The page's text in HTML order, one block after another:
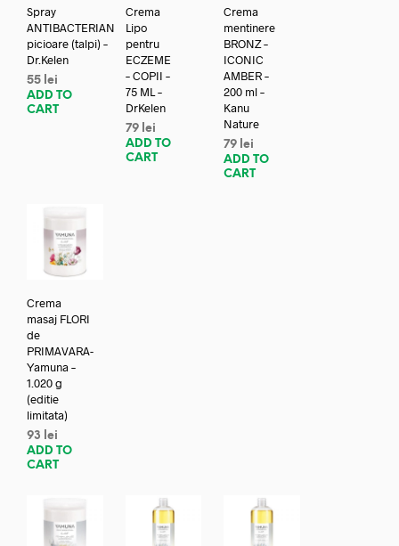
Spray
ANTIBACTERIAN
picioare (talpi) –
Dr.Kelen
55 lei
ADD TO
CART
Crema
Lipo
pentru
ECZEME
– COPII –
75 ML –
DrKelen
79 lei
ADD TO
CART
Crema
mentinere
BRONZ –
ICONIC
AMBER –
200 ml –
Kanu
Nature
79 lei
ADD TO
CART
Crema
masaj FLORI
de
PRIMAVARA-
Yamuna –
1.020 g
(editie
limitata)
93
lei
ADD TO
CART